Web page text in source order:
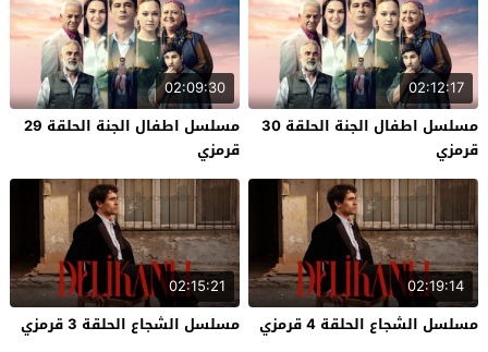
02:12:17
مسلسل اطفال الجنة الحلقة 30
قرمزي
02:09:30
مسلسل اطفال الجنة الحلقة 29
قرمزي
02:19:14
مسلسل الشجاع الحلقة 4 قرمزي
02:15:21
مسلسل الشجاع الحلقة 3 قرمزي